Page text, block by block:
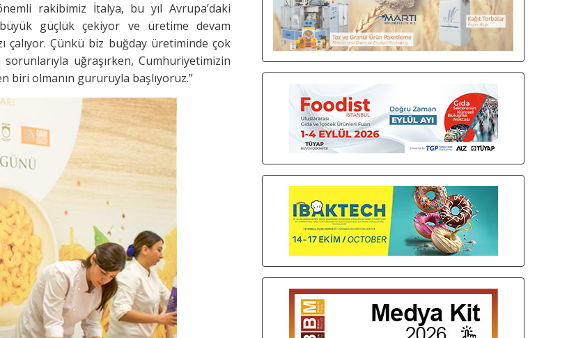
rakibimiz İtalya, bu yıl Avrupa’daki
güçlük çekiyor ve üretime devam
çalıyor. Çünkü biz buğday üretiminde çok
uğraşırken, Cumhuriyetimizin
biri olmanın gururuyla başlıyoruz.”